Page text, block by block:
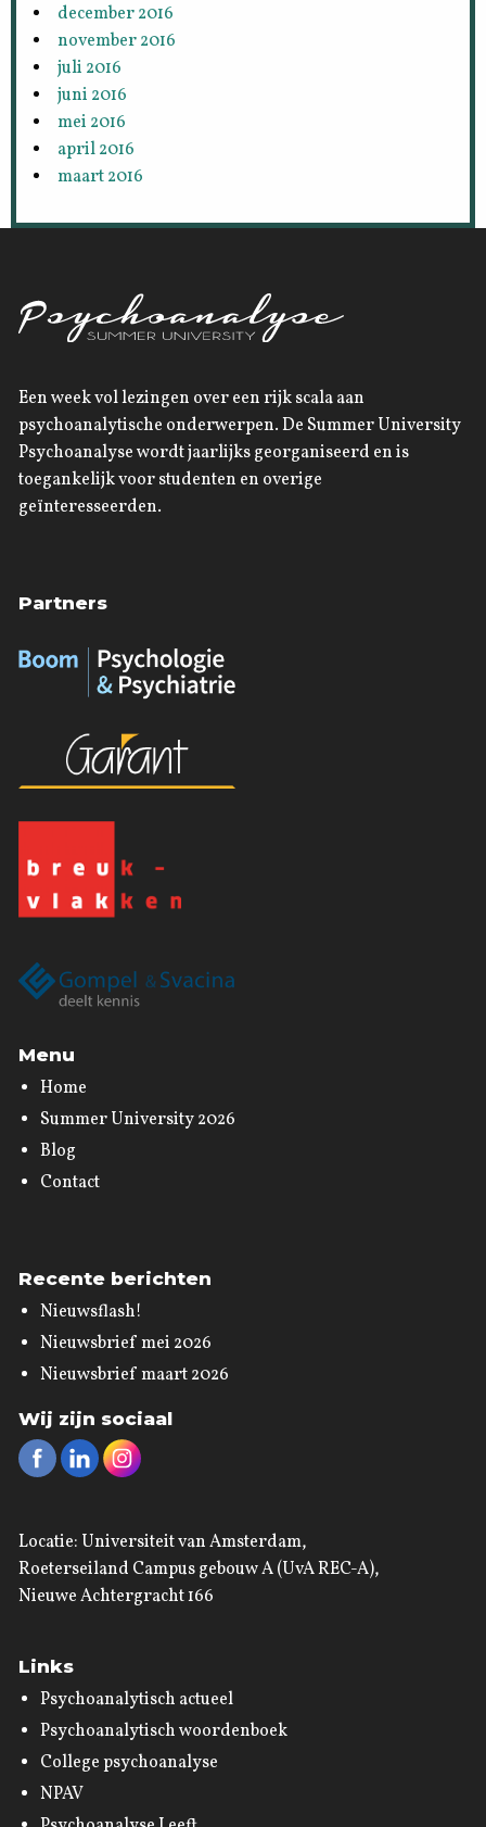
december 2016
november 2016
juli 2016
juni 2016
mei 2016
april 2016
maart 2016
Een week vol lezingen over een rijk scala aan
psychoanalytische onderwerpen. De Summer University
Psychoanalyse wordt jaarlijks georganiseerd en is
toegankelijk voor studenten en overige
geïnteresseerden.
Partners
Menu
Home
Summer University 2026
Blog
Contact
Recente berichten
Nieuwsflash!
Nieuwsbrief mei 2026
Nieuwsbrief maart 2026
Wij zijn sociaal
Locatie: Universiteit van Amsterdam,
Roeterseiland Campus gebouw A (UvA REC-A),
Nieuwe Achtergracht 166
Links
Psychoanalytisch actueel
Psychoanalytisch woordenboek
College psychoanalyse
NPAV